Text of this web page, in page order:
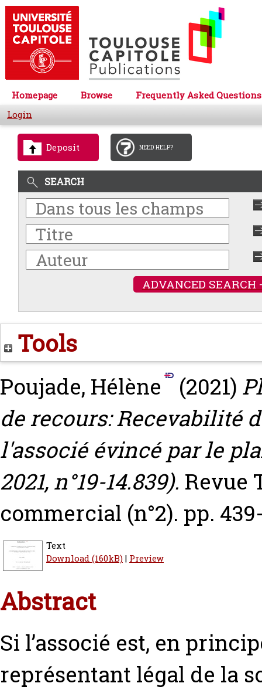
Homepage Browse
Frequently Asked Questions
Login
Deposit NEED HELP?
SEARCH
ADVANCED SEARCH
Tools
Poujade, Hélène (2021)
de recours: Recevabilité
l'associé évincé par le
2021, n°19-14.839). Revue
commercial (n°2). pp.
Text
Download (160kB)| Preview
Abstract
Si l’associé est, en
représentant légal de la